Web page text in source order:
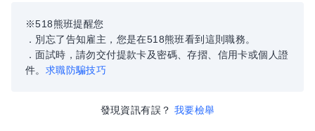
※518熊班提醒您
．別忘了告知雇主，您是在518熊班看到這則職務。
．面試時，請勿交付提款卡及密碼、存摺、信用卡或個人證
件。 求職防騙技巧
發現資訊有誤？ 我要檢舉